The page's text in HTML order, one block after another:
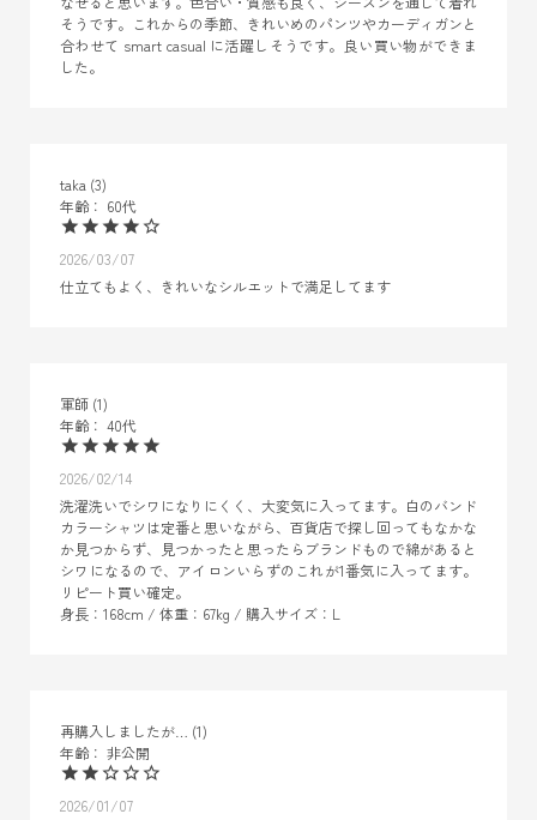
そうです。これからの季節、きれいめのパンツやカーディガンと
合わせて smart casual に活躍しそうです。良い買い物ができま
した。
taka 3
60代
2026/03/07
仕立てもよく、きれいなシルエットで満足してます
軍師 1
40代
2026/02/14
洗濯洗いでシワになりにくく、大変気に入ってます。白のバンド
カラーシャツは定番と思いながら、百貨店で探し回ってもなかな
か見つからず、見つかったと思ったらブランドもので綿があると
シワになるので、アイロンいらずのこれが1番気に入ってます。
リピート買い確定。
身長：168cm / 体重：67kg / 購入サイズ：L
再購入しましたが…
1
非公開
2026/01/07